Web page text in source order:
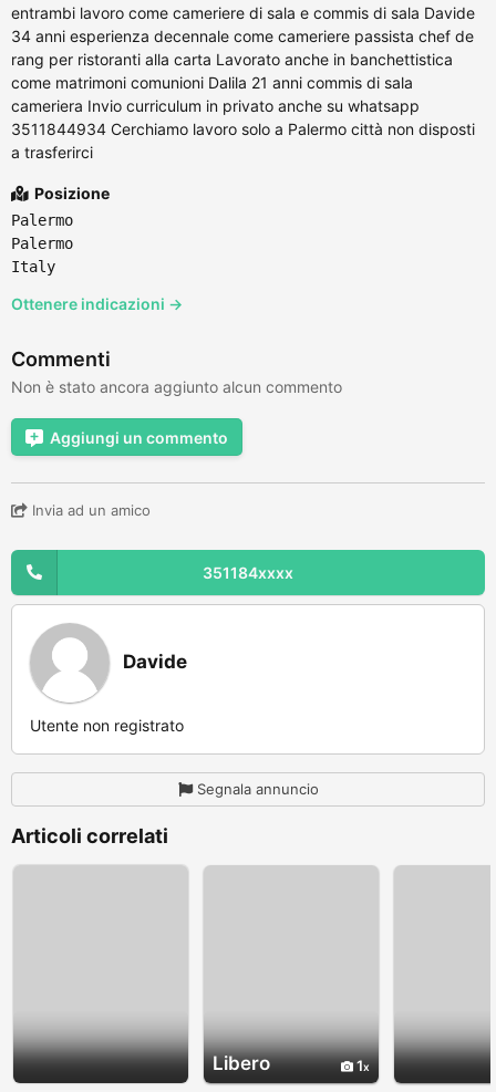
entrambi lavoro come cameriere di sala e commis di sala Davide
34 anni esperienza decennale come cameriere passista chef de
rang per ristoranti alla carta Lavorato anche in banchettistica
come matrimoni comunioni Dalila 21 anni commis di sala
cameriera Invio curriculum in privato anche su whatsapp
3511844934 Cerchiamo lavoro solo a Palermo città non disposti
a trasferirci
Posizione
Palermo
Palermo
Italy
Ottenere indicazioni →
Commenti
Non è stato ancora aggiunto alcun commento
Aggiungi un commento
Invia ad un amico
351184xxxx
Davide
Utente non registrato
Segnala annuncio
Articoli correlati
Libero 1